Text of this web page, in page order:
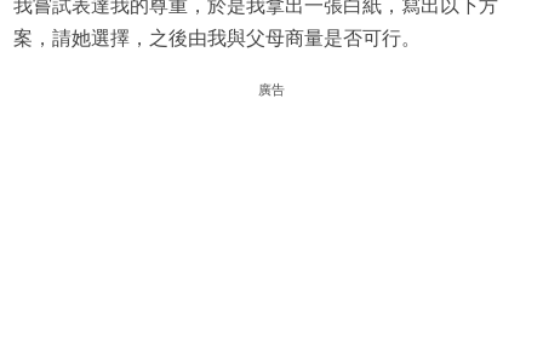
我嘗試表達我的尊重，於是我拿出一張白紙，寫出以下方
案，請她選擇，之後由我與父母商量是否可行。
廣告